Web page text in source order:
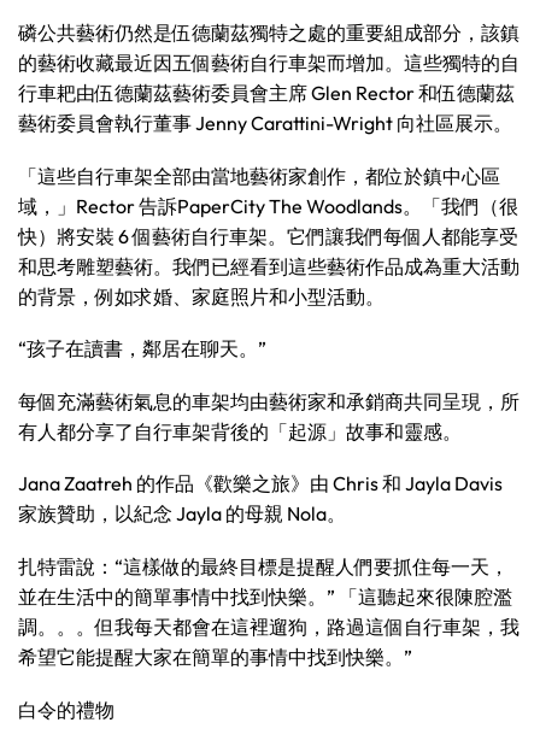
磷公共藝術仍然是伍德蘭茲獨特之處的重要組成部分，該鎮
的藝術收藏最近因五個藝術自行車架而增加。這些獨特的自
行車耙由伍德蘭茲藝術委員會主席 Glen Rector 和伍德蘭茲
藝術委員會執行董事 Jenny Carattini-Wright 向社區展示。
「這些自行車架全部由當地藝術家創作，都位於鎮中心區
域，」Rector 告訴PaperCity The Woodlands。「我們（很
快）將安裝 6 個藝術自行車架。它們讓我們每個人都能享受
和思考雕塑藝術。我們已經看到這些藝術作品成為重大活動
的背景，例如求婚、家庭照片和小型活動。
“孩子在讀書，鄰居在聊天。”
每個充滿藝術氣息的車架均由藝術家和承銷商共同呈現，所
有人都分享了自行車架背後的「起源」故事和靈感。
Jana Zaatreh 的作品《歡樂之旅》由 Chris 和 Jayla Davis
家族贊助，以紀念 Jayla 的母親 Nola。
扎特雷說：“這樣做的最終目標是提醒人們要抓住每一天，
並在生活中的簡單事情中找到快樂。” 「這聽起來很陳腔濫
調。。。但我每天都會在這裡遛狗，路過這個自行車架，我
希望它能提醒大家在簡單的事情中找到快樂。”
白令的禮物